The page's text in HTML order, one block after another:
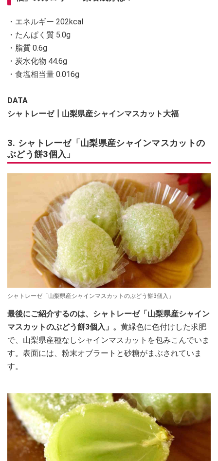
・エネルギー 202kcal
・たんぱく質 5.0g
・脂質 0.6g
・炭水化物 44.6g
・食塩相当量 0.016g
DATA
シャトレーゼ┃山梨県産シャインマスカット大福
3. シャトレーゼ「山梨県産シャインマスカットの
ぶどう餅3個入」
シャトレーゼ「山梨県産シャインマスカットのぶどう餅3個入」
最後にご紹介するのは、シャトレーゼ「山梨県産シャイン
マスカットのぶどう餅3個入」。 黄緑色に色付けした求肥
で、山梨県産種なしシャインマスカットを包みこんでいま
す。表面には、粉末オブラートと砂糖がまぶされていま
す。